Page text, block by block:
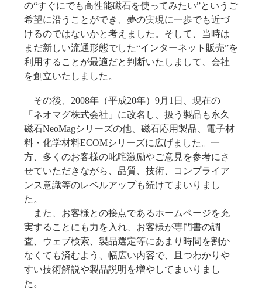
の“すぐにでも高性能磁石を使ってみたい”というご
希望に沿うことができ、夢の実現に一歩でも近づ
けるのではないかと考えました。そして、当時は
まだ新しい流通形態でした“インターネット販売”を
利用することが最適だと判断いたしまして、会社
を創立いたしました。
その後、2008年（平成20年）9月1日、現在の
「ネオマグ株式会社」に改名し、扱う製品も永久
磁石NeoMagシリーズの他、磁石応用製品、電子材
料・化学材料ECOMシリーズに広げました。一
方、多くのお客様の叱咤激励やご意見を参考にさ
せていただきながら、品質、技術、コンプライア
ンス意識等のレベルアップも続けてまいりまし
た。
また、お客様との接点であるホームページを充
実することにも力を入れ、お客様が専門書の調
査、ウェブ検索、製品選定等にあまり時間を割か
なくても済むよう、幅広い内容で、且つわかりや
すい技術解説や製品説明を増やしてまいりまし
た。